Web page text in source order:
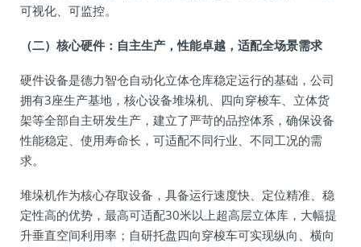
可视化、可监控。
（二）核心硬件：自主生产，性能卓越，适配全场景需求
硬件设备是德力智仓自动化立体仓库稳定运行的基础，公司
拥有3座生产基地，核心设备堆垛机、四向穿梭车、立体货
架等全部自主研发生产，建立了严苛的品控体系，确保设备
性能稳定、使用寿命长，可适配不同行业、不同工况的需
求。
堆垛机作为核心存取设备，具备运行速度快、定位精准、稳
定性高的优势，最高可适配30米以上超高层立体库，大幅提
升垂直空间利用率；自研托盘四向穿梭车可实现纵向、横向